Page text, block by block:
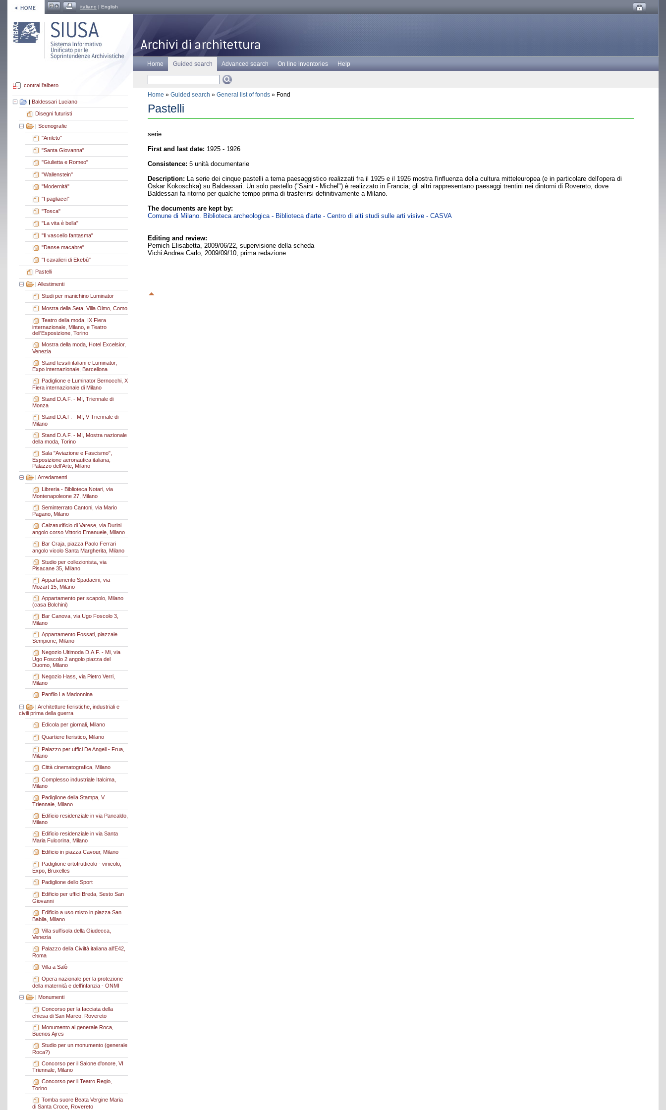
italiano | English
contrai l'albero
| Baldessari Luciano
Disegni futuristi
| Scenografie
"Amleto"
"Santa Giovanna"
"Giulietta e Romeo"
"Wallenstein"
"Modernità"
"I pagliacci"
"Tosca"
"La vita è bella"
"Il vascello fantasma"
"Danse macabre"
"I cavalieri di Ekebù"
Pastelli
| Allestimenti
Studi per manichino Luminator
Mostra della Seta, Villa Olmo, Como
Teatro della moda, IX Fiera
internazionale, Milano, e Teatro
dell'Esposizione, Torino
Mostra della moda, Hotel Excelsior,
Venezia
Stand tessili italiani e Luminator,
Expo internazionale, Barcellona
Padiglione e Luminator Bernocchi, X
Fiera internazionale di Milano
Stand D.A.F. - MI, Triennale di
Monza
Stand D.A.F. - MI, V Triennale di
Milano
Stand D.A.F. - MI, Mostra nazionale
della moda, Torino
Sala "Aviazione e Fascismo",
Esposizione aeronautica italiana,
Palazzo dell'Arte, Milano
| Arredamenti
Libreria - Biblioteca Notari, via
Montenapoleone 27, Milano
Seminterrato Cantoni, via Mario
Pagano, Milano
Calzaturificio di Varese, via Durini
angolo corso Vittorio Emanuele, Milano
Bar Craja, piazza Paolo Ferrari
angolo vicolo Santa Margherita, Milano
Studio per collezionista, via
Pisacane 35, Milano
Appartamento Spadacini, via
Mozart 15, Milano
Appartamento per scapolo, Milano
(casa Bolchini)
Bar Canova, via Ugo Foscolo 3,
Milano
Appartamento Fossati, piazzale
Sempione, Milano
Negozio Ultimoda D.A.F. - Mi, via
Ugo Foscolo 2 angolo piazza del
Duomo, Milano
Negozio Hass, via Pietro Verri,
Milano
Panfilo La Madonnina
| Architetture fieristiche, industriali e
civili prima della guerra
Edicola per giornali, Milano
Quartiere fieristico, Milano
Palazzo per uffici De Angeli - Frua,
Milano
Città cinematografica, Milano
Complesso industriale Italcima,
Milano
Padiglione della Stampa, V
Triennale, Milano
Edificio residenziale in via Pancaldo,
Milano
Edificio residenziale in via Santa
Maria Fulcorina, Milano
Edificio in piazza Cavour, Milano
Padiglione ortofrutticolo - vinicolo,
Expo, Bruxelles
Padiglione dello Sport
Edificio per uffici Breda, Sesto San
Giovanni
Edificio a uso misto in piazza San
Babila, Milano
Villa sull'isola della Giudecca,
Venezia
Palazzo della Civiltà italiana all'E42,
Roma
Villa a Salò
Opera nazionale per la protezione
della maternità e dell'infanzia - ONMI
| Monumenti
Concorso per la facciata della
chiesa di San Marco, Rovereto
Monumento al generale Roca,
Buenos Ajres
Studio per un monumento (generale
Roca?)
Concorso per il Salone d'onore, VI
Triennale, Milano
Concorso per il Teatro Regio,
Torino
Tomba suore Beata Vergine Maria
di Santa Croce, Rovereto
Home Guided search Advanced search On line inventories Help
Home » Guided search » General list of fonds » Fond
Pastelli
serie
First and last date: 1925 - 1926
Consistence: 5 unità documentarie
Description: La serie dei cinque pastelli a tema paesaggistico realizzati fra il 1925 e il 1926 mostra l'influenza della cultura mitteleuropea (e in particolare dell'opera di
Oskar Kokoschka) su Baldessari. Un solo pastello ("Saint - Michel") è realizzato in Francia; gli altri rappresentano paesaggi trentini nei dintorni di Rovereto, dove
Baldessari fa ritorno per qualche tempo prima di trasferirsi definitivamente a Milano.
The documents are kept by:
Comune di Milano. Biblioteca archeologica - Biblioteca d'arte - Centro di alti studi sulle arti visive - CASVA
Editing and review:
Pernich Elisabetta, 2009/06/22, supervisione della scheda
Vichi Andrea Carlo, 2009/09/10, prima redazione